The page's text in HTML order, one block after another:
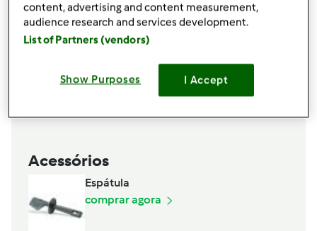
Acessórios
Espátula
comprar agora
content, advertising and content measurement,
audience research and services development.
List of Partners (vendors)
Show Purposes I Accept